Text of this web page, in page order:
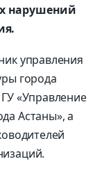
нарушений
управления
города
«Управление
Астаны», а